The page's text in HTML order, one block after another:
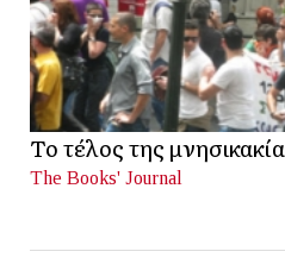
Το τέλος της
The Books' Journal